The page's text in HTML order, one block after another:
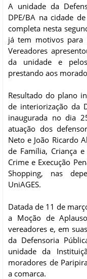
A unidade da
DPE/BA na cidade
completa nesta
já tem motivos para
Vereadores
da unidade e
prestando aos
Resultado do plano
de interiorização da
inaugurada no dia
atuação dos
Neto e João Ricardo
de Família, Criança e
Crime e Execução
Shopping, nas
UniAGES.
Datada de 11 de
a Moção de
vereadores e, em
da Defensoria
unidade da
moradores de
a comarca.